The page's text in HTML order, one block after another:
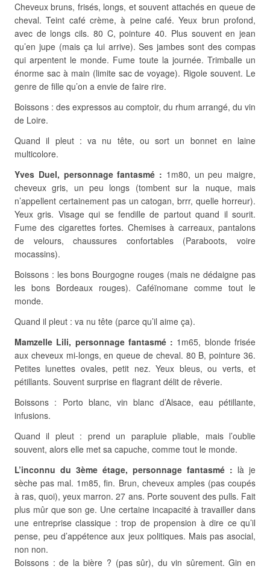
Cheveux bruns, frisés, longs, et souvent attachés en queue de
cheval. Teint café crème, à peine café. Yeux brun profond,
avec de longs cils. 80 C, pointure 40. Plus souvent en jean
qu’en jupe (mais ça lui arrive). Ses jambes sont des compas
qui arpentent le monde. Fume toute la journée. Trimballe un
énorme sac à main (limite sac de voyage). Rigole souvent. Le
genre de fille qu’on a envie de faire rire.
Boissons : des expressos au comptoir, du rhum arrangé, du vin
de Loire.
Quand il pleut : va nu tête, ou sort un bonnet en laine
multicolore.
Yves Duel, personnage fantasmé : 1m80, un peu maigre,
cheveux gris, un peu longs (tombent sur la nuque, mais
n’appellent certainement pas un catogan, brrr, quelle horreur).
Yeux gris. Visage qui se fendille de partout quand il sourit.
Fume des cigarettes fortes. Chemises à carreaux, pantalons
de velours, chaussures confortables (Paraboots, voire
mocassins).
Boissons : les bons Bourgogne rouges (mais ne dédaigne pas
les bons Bordeaux rouges). Caféïnomane comme tout le
monde.
Quand il pleut : va nu tête (parce qu’il aime ça).
Mamzelle Lili, personnage fantasmé : 1m65, blonde frisée
aux cheveux mi-longs, en queue de cheval. 80 B, pointure 36.
Petites lunettes ovales, petit nez. Yeux bleus, ou verts, et
pétillants. Souvent surprise en flagrant délit de rêverie.
Boissons : Porto blanc, vin blanc d’Alsace, eau pétillante,
infusions.
Quand il pleut : prend un parapluie pliable, mais l’oublie
souvent, alors elle met sa capuche, comme tout le monde.
L’inconnu du 3ème étage, personnage fantasmé : là je
sèche pas mal. 1m85, fin. Brun, cheveux amples (pas coupés
à ras, quoi), yeux marron. 27 ans. Porte souvent des pulls. Fait
plus mûr que son ge. Une certaine incapacité à travailler dans
une entreprise classique : trop de propension à dire ce qu’il
pense, peu d’appétence aux jeux politiques. Mais pas asocial,
non non.
Boissons : de la bière ? (pas sûr), du vin sûrement. Gin en